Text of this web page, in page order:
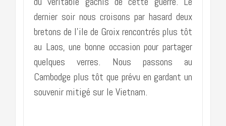
dernier soir nous croisons par hasard deux
bretons de l’ile de Groix rencontrés plus tôt
au Laos, une bonne occasion pour partager
quelques verres. Nous passons au
Cambodge plus tôt que prévu en gardant un
souvenir mitigé sur le Vietnam.